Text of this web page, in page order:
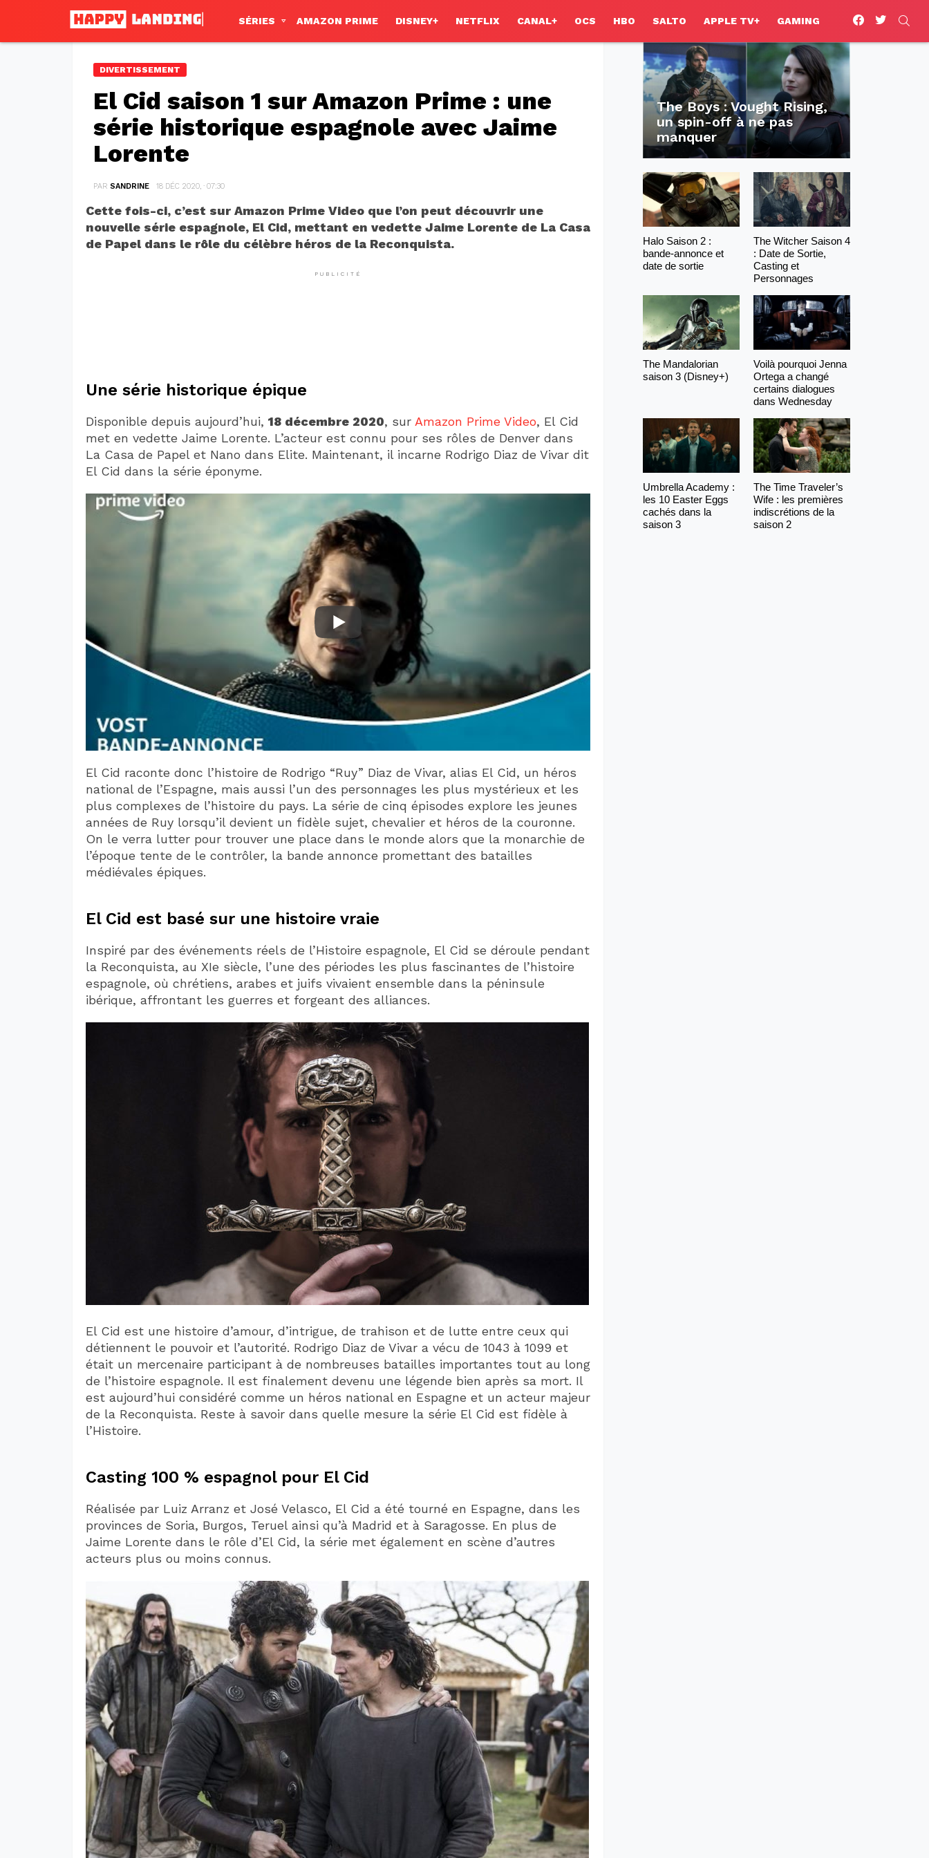
SÉRIES AMAZON PRIME DISNEY+ NETFLIX CANAL+ OCS HBO SALTO APPLE TV+ GAMING
facebooktwitter
DIVERTISSEMENT
El Cid saison 1 sur Amazon Prime : une
série historique espagnole avec Jaime
Lorente
PAR SANDRINE 18 DÉC 2020, · 07:30
Cette fois-ci, c’est sur Amazon Prime Video que l’on peut découvrir une
nouvelle série espagnole, El Cid, mettant en vedette Jaime Lorente de La Casa
de Papel dans le rôle du célèbre héros de la Reconquista.
PUBLICITÉ
Une série historique épique
Disponible depuis aujourd’hui, 18 décembre 2020, sur Amazon Prime Video, El Cid
met en vedette Jaime Lorente. L’acteur est connu pour ses rôles de Denver dans
La Casa de Papel et Nano dans Elite. Maintenant, il incarne Rodrigo Diaz de Vivar dit
El Cid dans la série éponyme.
El Cid raconte donc l’histoire de Rodrigo “Ruy” Diaz de Vivar, alias El Cid, un héros
national de l’Espagne, mais aussi l’un des personnages les plus mystérieux et les
plus complexes de l’histoire du pays. La série de cinq épisodes explore les jeunes
années de Ruy lorsqu’il devient un fidèle sujet, chevalier et héros de la couronne.
On le verra lutter pour trouver une place dans le monde alors que la monarchie de
l’époque tente de le contrôler, la bande annonce promettant des batailles
médiévales épiques.
El Cid est basé sur une histoire vraie
Inspiré par des événements réels de l’Histoire espagnole, El Cid se déroule pendant
la Reconquista, au XIe siècle, l’une des périodes les plus fascinantes de l’histoire
espagnole, où chrétiens, arabes et juifs vivaient ensemble dans la péninsule
ibérique, affrontant les guerres et forgeant des alliances.
El Cid est une histoire d’amour, d’intrigue, de trahison et de lutte entre ceux qui
détiennent le pouvoir et l’autorité. Rodrigo Diaz de Vivar a vécu de 1043 à 1099 et
était un mercenaire participant à de nombreuses batailles importantes tout au long
de l’histoire espagnole. Il est finalement devenu une légende bien après sa mort. Il
est aujourd’hui considéré comme un héros national en Espagne et un acteur majeur
de la Reconquista. Reste à savoir dans quelle mesure la série El Cid est fidèle à
l’Histoire.
Casting 100 % espagnol pour El Cid
Réalisée par Luiz Arranz et José Velasco, El Cid a été tourné en Espagne, dans les
provinces de Soria, Burgos, Teruel ainsi qu’à Madrid et à Saragosse. En plus de
Jaime Lorente dans le rôle d’El Cid, la série met également en scène d’autres
acteurs plus ou moins connus.
The Boys : Vought Rising,
un spin-off à ne pas
manquer
Halo Saison 2 :
bande-annonce et
date de sortie
The Witcher Saison 4
: Date de Sortie,
Casting et
Personnages
The Mandalorian
saison 3 (Disney+)
Voilà pourquoi Jenna
Ortega a changé
certains dialogues
dans Wednesday
Umbrella Academy :
les 10 Easter Eggs
cachés dans la
saison 3
The Time Traveler’s
Wife : les premières
indiscrétions de la
saison 2